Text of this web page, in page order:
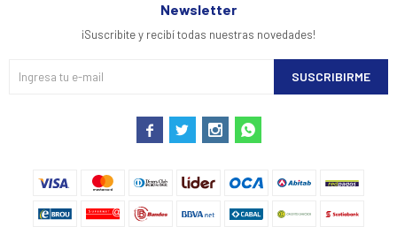
Newsletter
¡Suscribite y recibí todas nuestras novedades!
SUSCRIBIRME
   